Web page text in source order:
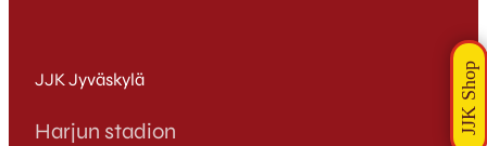
JJK Jyväskylä
Harjun stadion